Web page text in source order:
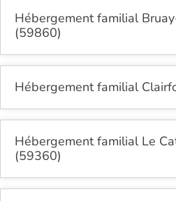
Hébergement familial
(59860)
Hébergement familial
Hébergement familial Le
(59360)